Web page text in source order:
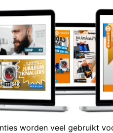
worden veel gebruikt